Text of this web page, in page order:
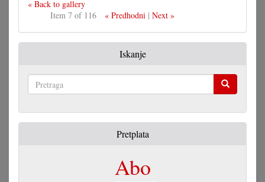
« Back to gallery
Item 7 of 116
« Predhodni| Next »
Iskanje
Pretplata
Abo